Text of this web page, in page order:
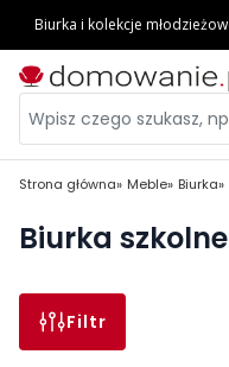
Strona główna Meble Biurka
Biurka szkolne
Filtr